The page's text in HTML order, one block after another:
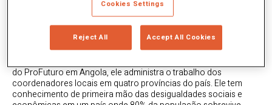
< Ver todos los Colaboradores
Combatendo a lacuna educacional em Angola
Manuel é claro: a educação é a chave para reduzir a brecha
do ProFuturo em Angola, ele administra o trabalho dos
coordenadores locais em quatro províncias do país. Ele tem
conhecimento de primeira mão das desigualdades sociais e
Cookies Settings
Reject All Accept All Cookies